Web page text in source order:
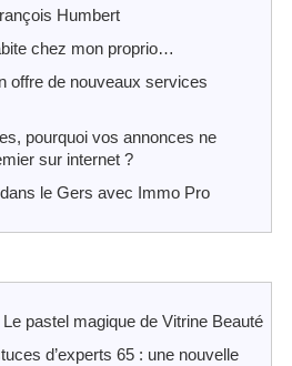
Humbert
chez mon proprio…
offre de nouveaux services
pourquoi vos annonces ne
sur internet ?
le Gers avec Immo Pro
Le pastel magique de Vitrine Beauté
d’experts 65 : une nouvelle